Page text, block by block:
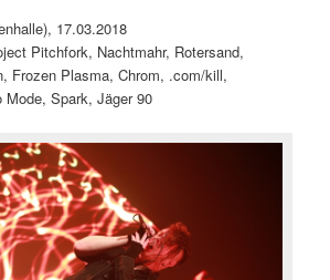
17.03.2018
Pitchfork, Nachtmahr, Rotersand,
Frozen Plasma, Chrom, .com/kill,
Mode, Spark, Jäger 90